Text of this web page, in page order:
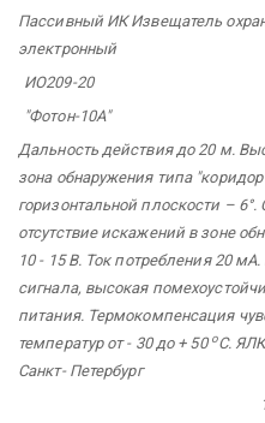
Пассивный ИК Извещатель
электронный
ИО209-20
"Фотон-10А"
Дальность действия до 20 м.
зона обнаружения типа
горизонтальной плоскости –
отсутствие искажений в зоне
10 - 15 В. Ток потребления 20
сигнала, высокая
питания. Термокомпенсация
температур от - 30 до + 50 oС.
Санкт-Петербург